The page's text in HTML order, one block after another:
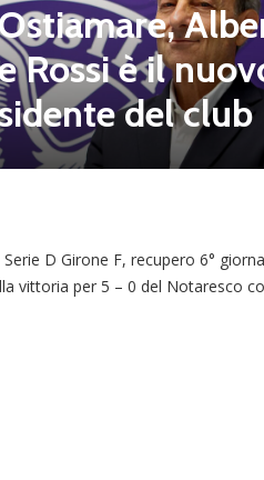
Rossi è il
del club
Serie D Girone F, recupero 6°
vittoria per 5 – 0 del Notaresco